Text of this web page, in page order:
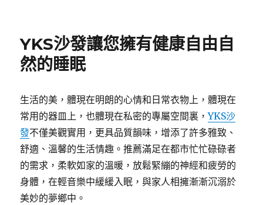
YKS沙發讓您擁有健康自由自
然的睡眠
生活的美，體現在明朗的心情和日常衣物上，體現在
常用的器皿上，也體現在私密的專屬空間裏，YKS沙
發不僅美觀實用，更具品質韻味，增添了許多雅致、
舒適、溫馨的生活情趣。推薦滿足在都市忙忙碌碌者
的需求，柔軟如家的溫暖，放鬆緊繃的神經和疲勞的
身體，在輕音樂中緩緩入眠，與家人相擁漸漸沉溺於
美妙的夢鄉中。